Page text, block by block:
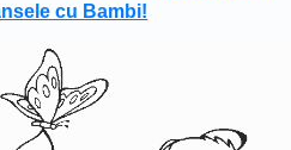
cu Bambi!